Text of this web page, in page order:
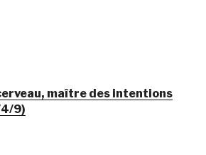
maître des intentions
4/9)